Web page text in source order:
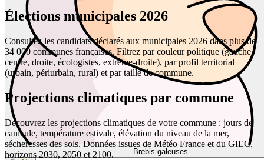
Brebis galeuses
Élections municipales 2026
Consultez les candidats déclarés aux municipales 2026 dans plus de
34 000 communes françaises. Filtrez par couleur politique (gauche,
centre, droite, écologistes, extrême-droite), par profil territorial
(urbain, périurbain, rural) et par taille de commune.
Projections climatiques par commune
Découvrez les projections climatiques de votre commune : jours de
canicule, température estivale, élévation du niveau de la mer,
sécheresses des sols. Données issues de Météo France et du GIEC,
horizons 2030, 2050 et 2100.